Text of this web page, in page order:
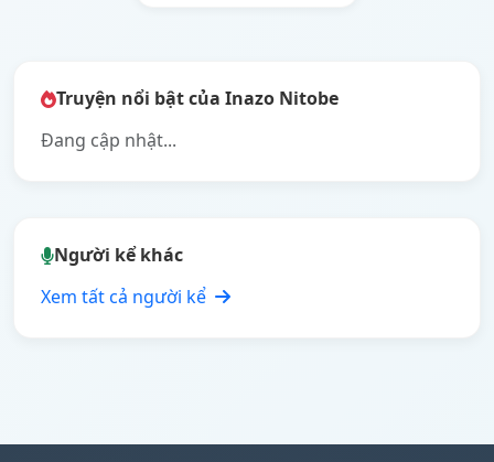
Truyện nổi bật của Inazo Nitobe
Đang cập nhật...
Người kể khác
Xem tất cả người kể